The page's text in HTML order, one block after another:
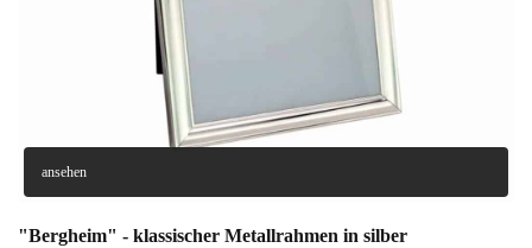
ansehen
"Bergheim" - klassischer Metallrahmen in silber